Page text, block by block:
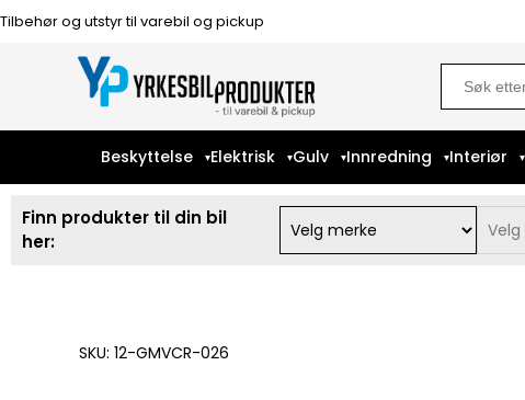
Tilbehør og utstyr til varebil og pickup
Search
for:
Beskyttelse Elektrisk Gulv Innredning Interiør
Finn produkter til din bil
her:
SKU: 12-GMVCR-026